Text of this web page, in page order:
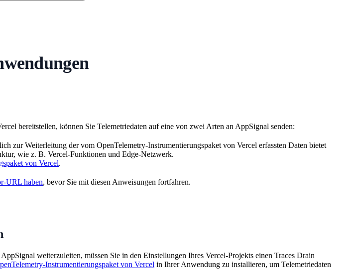
bereitstellen, können Sie Telemetriedaten auf eine von zwei Arten an AppSignal senden:
zur Weiterleitung der vom OpenTelemetry-Instrumentierungspaket von Vercel erfassten Daten bietet
wie z. B. Vercel-Funktionen und Edge-Netzwerk.
von Vercel.
URL haben, bevor Sie mit diesen Anweisungen fortfahren.
weiterzuleiten, müssen Sie in den Einstellungen Ihres Vercel-Projekts einen Traces Drain
Instrumentierungspaket von Vercel in Ihrer Anwendung zu installieren, um Telemetriedaten